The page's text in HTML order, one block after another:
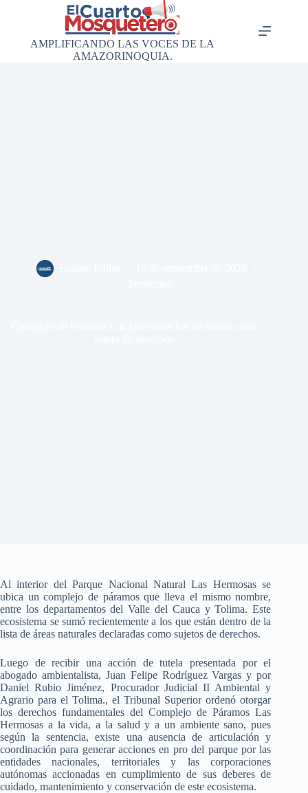
AMPLIFICANDO LAS VOCES DE LA
AMAZORINOQUIA.
Al interior del Parque Nacional Natural Las Hermosas se
ubica un complejo de páramos que lleva el mismo nombre,
entre los departamentos del Valle del Cauca y Tolima. Este
ecosistema se sumó recientemente a los que están dentro de la
lista de áreas naturales declaradas como sujetos de derechos.
Luego de recibir una acción de tutela presentada por el
abogado ambientalista, Juan Felipe Rodríguez Vargas y por
Daniel Rubio Jiménez, Procurador Judicial II Ambiental y
Agrario para el Tolima., el Tribunal Superior ordenó otorgar
los derechos fundamentales del Complejo de Páramos Las
Hermosas a la vida, a la salud y a un ambiente sano, pues
según la sentencia, existe una ausencia de articulación y
coordinación para generar acciones en pro del parque por las
entidades nacionales, territoriales y las corporaciones
autónomas accionadas en cumplimiento de sus deberes de
cuidado, mantenimiento y conservación de este ecosistema.